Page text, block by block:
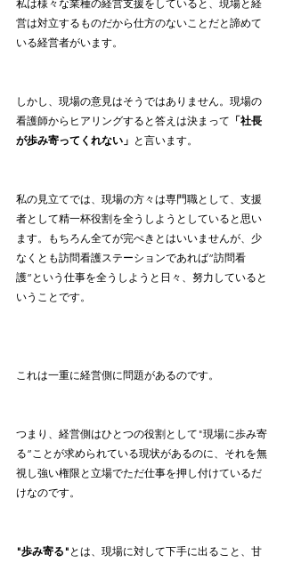
私は様々な業種の経営支援をしていると、現場と経
営は対立するものだから仕方のないことだと諦めて
いる経営者がいます。
しかし、現場の意見はそうではありません。現場の
看護師からヒアリングすると答えは決まって 「社長
が歩み寄ってくれない」 と言います。
私の見立てでは、現場の方々は専門職として、支援
者として精一杯役割を全うしようとしていると思い
ます。もちろん全てが完ぺきとはいいませんが、少
なくとも訪問看護ステーションであれば”訪問看
護”という仕事を全うしようと日々、努力していると
いうことです。
これは一重に経営側に問題があるのです。
つまり、経営側はひとつの役割として"現場に歩み寄
る”ことが求められている現状があるのに、それを無
視し強い権限と立場でただ仕事を押し付けているだ
けなのです。
"歩み寄る" とは、現場に対して下手に出ること、甘